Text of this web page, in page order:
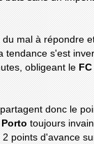
du mal à répondre
tendance s'est
obligeant le
donc le
Porto toujours
points d'avance